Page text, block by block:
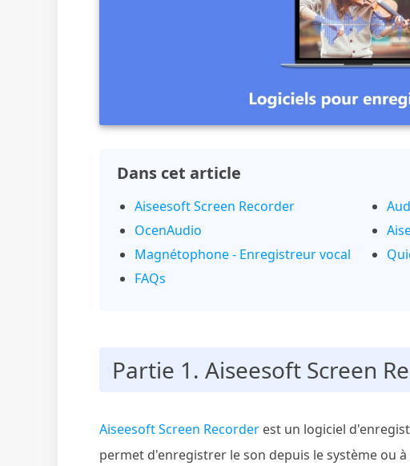
Dans cet article
Aiseesoft Screen Recorder
OcenAudio
Magnétophone - Enregistreur vocal
FAQs
Partie 1. Aiseesoft Screen
Aiseesoft Screen Recorder est un logiciel
permet d'enregistrer le son depuis le système ou